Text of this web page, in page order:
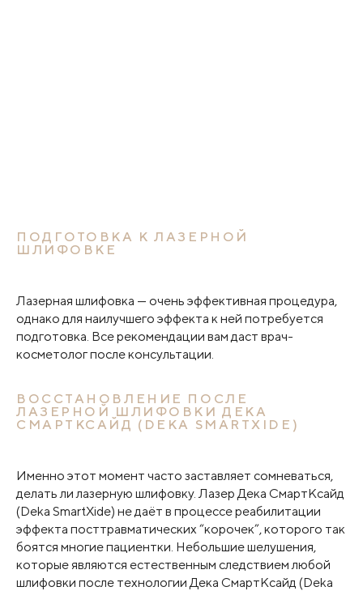
ПОДГОТОВКА К ЛАЗЕРНОЙ
ШЛИФОВКЕ
Лазерная шлифовка — очень эффективная процедура,
однако для наилучшего эффекта к ней потребуется
подготовка. Все рекомендации вам даст врач-
косметолог после консультации.
ВОССТАНОВЛЕНИЕ ПОСЛЕ
ЛАЗЕРНОЙ ШЛИФОВКИ ДЕКА
СМАРТКСАЙД (DEKA SMARTXIDE)
Именно этот момент часто заставляет сомневаться,
делать ли лазерную шлифовку. Лазер Дека СмартКсайд
(Deka SmartXide) не даёт в процессе реабилитации
эффекта посттравматических “корочек”, которого так
боятся многие пациентки. Небольшие шелушения,
которые являются естественным следствием любой
шлифовки после технологии Дека СмартКсайд (Deka